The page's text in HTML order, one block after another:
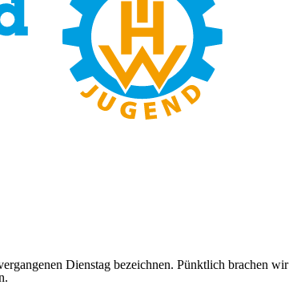
Dienstag bezeichnen. Pünktlich brachen